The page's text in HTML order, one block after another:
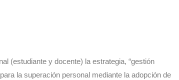
(estudiante y docente) la estrategia, “gestión
la superación personal mediante la adopción de